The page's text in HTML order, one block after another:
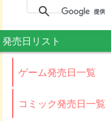
発売日リスト
ゲーム発売日一覧
コミック発売日一覧